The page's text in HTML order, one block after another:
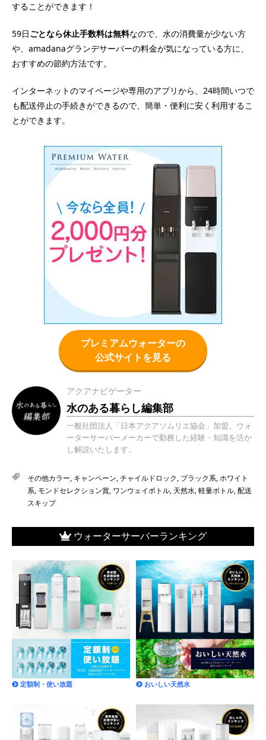
することができます！
59日ごとなら休止手数料は無料なので、水の消費量が少ない方
や、amadanaグランデサーバーの料金が気になっている方に、
おすすめの節約方法です。
インターネットのマイページや専用のアプリから、24時間いつで
も配送停止の手続きができるので、簡単・便利に安く利用するこ
とができます。
プレミアムウォーターの
公式サイトを見る
アクアナビゲーター
水のある暮らし編集部
一般社団法人「日本アクアソムリエ協会」加盟。ウォ
ーターサーバーメーカーで勤務した経験・知識を活か
し解説いたします。
その他カラー, キャンペーン,チャイルドロック, ブラック系,ホワイト
系, モンドセレクション賞, ワンウェイボトル, 天然水,軽量ボトル,配送
スキップ
ウォーターサーバーランキング
定額制・使い放題 おいしい天然水